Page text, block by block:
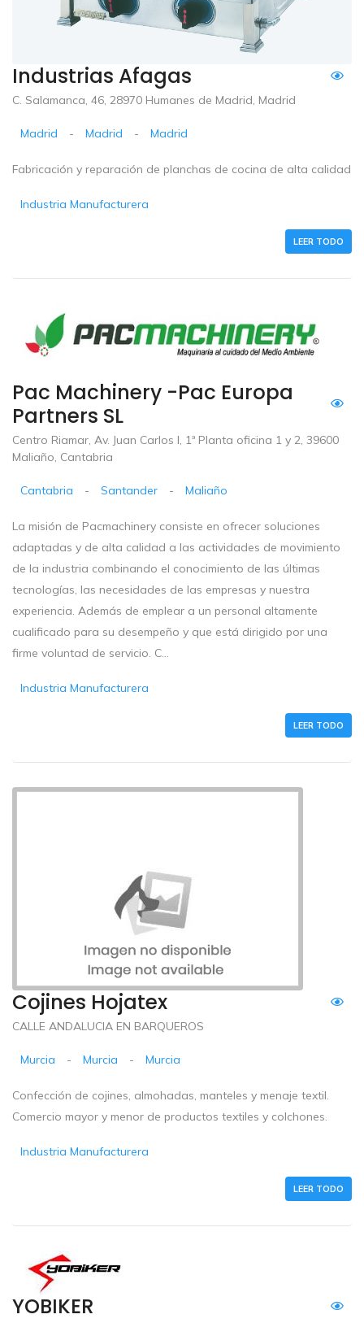
Industrias Afagas
C. Salamanca, 46, 28970 Humanes de Madrid, Madrid
Madrid - Madrid - Madrid
Fabricación y reparación de planchas de cocina de alta calidad
Industria Manufacturera
LEER TODO
Pac Machinery -Pac Europa
Partners SL
Centro Riamar, Av. Juan Carlos I, 1ª Planta oficina 1 y 2, 39600
Maliaño, Cantabria
Cantabria - Santander - Maliaño
La misión de Pacmachinery consiste en ofrecer soluciones
adaptadas y de alta calidad a las actividades de movimiento
de la industria combinando el conocimiento de las últimas
tecnologías, las necesidades de las empresas y nuestra
experiencia. Además de emplear a un personal altamente
cualificado para su desempeño y que está dirigido por una
firme voluntad de servicio. C...
Industria Manufacturera
LEER TODO
Cojines Hojatex
CALLE ANDALUCIA EN BARQUEROS
Murcia - Murcia - Murcia
Confección de cojines, almohadas, manteles y menaje textil.
Comercio mayor y menor de productos textiles y colchones.
Industria Manufacturera
LEER TODO
YOBIKER